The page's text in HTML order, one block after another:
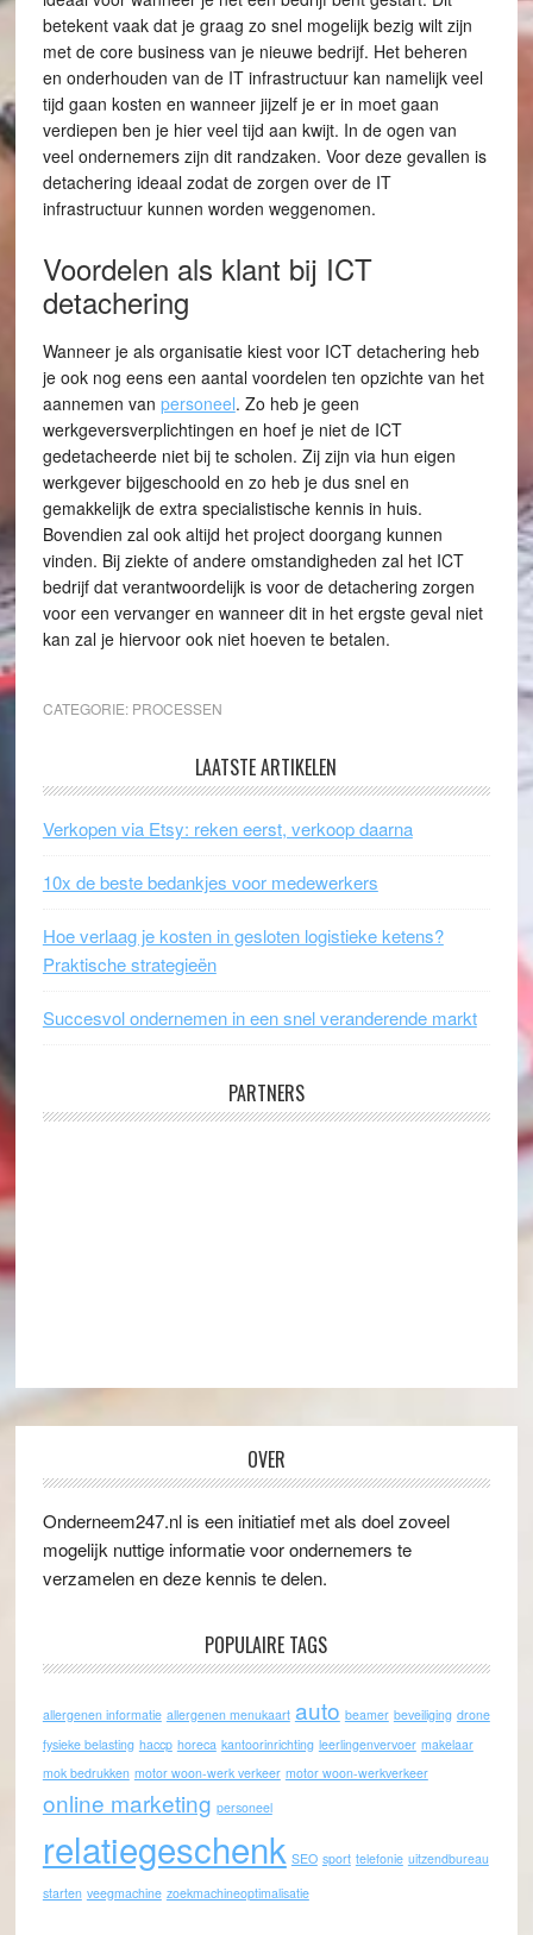
betekent vaak dat je graag zo snel mogelijk bezig wilt zijn
met de core business van je nieuwe bedrijf. Het beheren
en onderhouden van de IT infrastructuur kan namelijk veel
tijd gaan kosten en wanneer jijzelf je er in moet gaan
verdiepen ben je hier veel tijd aan kwijt. In de ogen van
veel ondernemers zijn dit randzaken. Voor deze gevallen is
detachering ideaal zodat de zorgen over de IT
infrastructuur kunnen worden weggenomen.
Voordelen als klant bij ICT
detachering
Wanneer je als organisatie kiest voor ICT detachering heb
je ook nog eens een aantal voordelen ten opzichte van het
aannemen van personeel. Zo heb je geen
werkgeversverplichtingen en hoef je niet de ICT
gedetacheerde niet bij te scholen. Zij zijn via hun eigen
werkgever bijgeschoold en zo heb je dus snel en
gemakkelijk de extra specialistische kennis in huis.
Bovendien zal ook altijd het project doorgang kunnen
vinden. Bij ziekte of andere omstandigheden zal het ICT
bedrijf dat verantwoordelijk is voor de detachering zorgen
voor een vervanger en wanneer dit in het ergste geval niet
kan zal je hiervoor ook niet hoeven te betalen.
CATEGORIE: PROCESSEN
LAATSTE ARTIKELEN
Verkopen via Etsy: reken eerst, verkoop daarna
10x de beste bedankjes voor medewerkers
Hoe verlaag je kosten in gesloten logistieke ketens?
Praktische strategieën
Succesvol ondernemen in een snel veranderende markt
PARTNERS
OVER
Onderneem247.nl is een initiatief met als doel zoveel
mogelijk nuttige informatie voor ondernemers te
verzamelen en deze kennis te delen.
POPULAIRE TAGS
allergenen informatie allergenen menukaart auto beamer beveiliging drone
fysieke belasting haccp horeca kantoorinrichting leerlingenvervoer makelaar
mok bedrukken motor woon-werk verkeer motor woon-werkverkeer
online marketing personeel
relatiegeschenk SEO sport telefonie uitzendbureau
starten veegmachine zoekmachineoptimalisatie